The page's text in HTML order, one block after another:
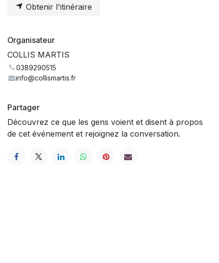
Obtenir l'itinéraire
Organisateur
COLLIS MARTIS
0389290515
info@collismartis.fr
Partager
Découvrez ce que les gens voient et disent à propos
de cet événement et rejoignez la conversation.